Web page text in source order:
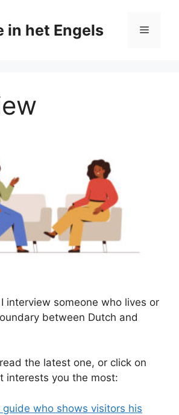
in het Engels Menu
interview someone who lives or
between Dutch and
the latest one, or click on
interests you the most:
guide who shows visitors his